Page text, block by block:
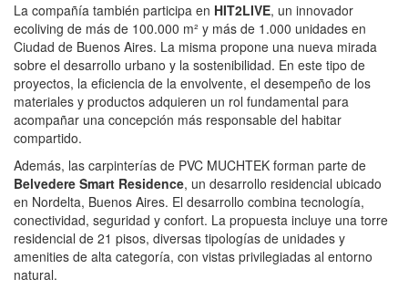
La compañía también participa en HIT2LIVE, un innovador
ecoliving de más de 100.000 m² y más de 1.000 unidades en
Ciudad de Buenos Aires. La misma propone una nueva mirada
sobre el desarrollo urbano y la sostenibilidad. En este tipo de
proyectos, la eficiencia de la envolvente, el desempeño de los
materiales y productos adquieren un rol fundamental para
acompañar una concepción más responsable del habitar
compartido.
Además, las carpinterías de PVC MUCHTEK forman parte de
Belvedere Smart Residence, un desarrollo residencial ubicado
en Nordelta, Buenos Aires. El desarrollo combina tecnología,
conectividad, seguridad y confort. La propuesta incluye una torre
residencial de 21 pisos, diversas tipologías de unidades y
amenities de alta categoría, con vistas privilegiadas al entorno
natural.